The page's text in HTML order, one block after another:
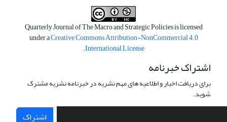
Quarterly Journal of The Macro and Strategic Policies is licensed
under aCreative Commons Attribution-NonCommercial 4.0
International License
.
اشتراک خبرنامه
برای دریافت اخبار و اطلاعیه های مهم نشریه در خبرنامه نشریه مشترک
شوید.
اشتراک